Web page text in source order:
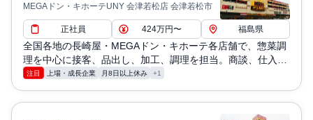
MEGAドン・キホーテUNY 会津若松店 会津若松市
正社員 424万円〜 福島県
全国各地の長崎屋・MEGAドン・キホーテ各店舗で、惣菜調
理を中心に接客、品出し、加工、調理を担当。商談、仕入
れ、価格設定、演出、販売なども現場で実施
注目 上場・成長企業 月8日以上休み +1